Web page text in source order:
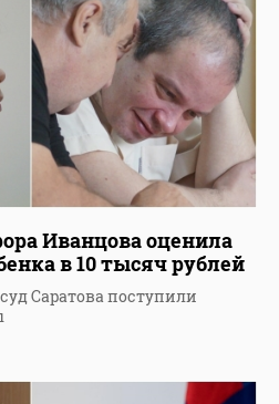
Иванцова оценила
в 10 тысяч рублей
Саратова поступили